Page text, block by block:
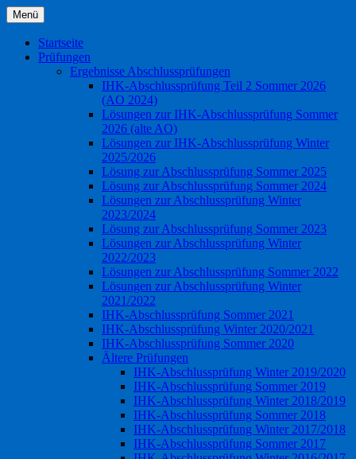
Zum
Inhalt
springen
industriekaufmann24
Industriekaufmann Industriekauffrau
Menü
Startseite
Prüfungen
Ergebnisse Abschlussprüfungen
IHK-Abschlussprüfung Teil 2 Sommer 2026
(AO 2024)
Lösungen zur IHK-Abschlussprüfung Sommer
2026 (alte AO)
Lösungen zur IHK-Abschlussprüfung Winter
2025/2026
Lösung zur Abschlussprüfung Sommer 2025
Lösung zur Abschlussprüfung Sommer 2024
Lösungen zur Abschlussprüfung Winter
2023/2024
Lösung zur Abschlussprüfung Sommer 2023
Lösungen zur Abschlussprüfung Winter
2022/2023
Lösungen zur Abschlussprüfung Sommer 2022
Lösungen zur Abschlussprüfung Winter
2021/2022
IHK-Abschlussprüfung Sommer 2021
IHK-Abschlussprüfung Winter 2020/2021
IHK-Abschlussprüfung Sommer 2020
Ältere Prüfungen
IHK-Abschlussprüfung Winter 2019/2020
IHK-Abschlussprüfung Sommer 2019
IHK-Abschlussprüfung Winter 2018/2019
IHK-Abschlussprüfung Sommer 2018
IHK-Abschlussprüfung Winter 2017/2018
IHK-Abschlussprüfung Sommer 2017